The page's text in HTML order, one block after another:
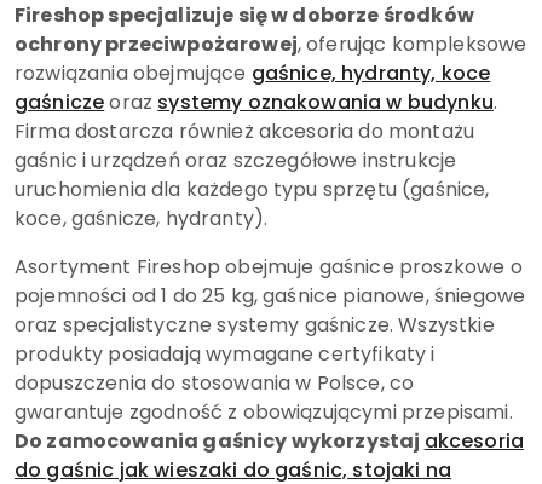
Fireshop specjalizuje się w doborze środków
ochrony przeciwpożarowej, oferując kompleksowe
rozwiązania obejmujące gaśnice, hydranty, koce
gaśniczeoraz systemy oznakowania w budynku.
Firma dostarcza również akcesoria do montażu
gaśnic i urządzeń oraz szczegółowe instrukcje
uruchomienia dla każdego typu sprzętu (gaśnice,
koce, gaśnicze, hydranty).
Asortyment Fireshop obejmuje gaśnice proszkowe o
pojemności od 1 do 25 kg, gaśnice pianowe, śniegowe
oraz specjalistyczne systemy gaśnicze. Wszystkie
produkty posiadają wymagane certyfikaty i
dopuszczenia do stosowania w Polsce, co
gwarantuje zgodność z obowiązującymi przepisami.
Do zamocowania gaśnicy wykorzystaj akcesoria
do gaśnic jak wieszaki do gaśnic, stojaki na